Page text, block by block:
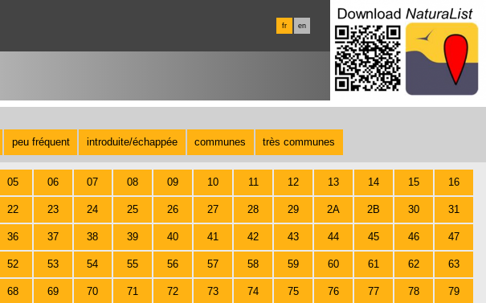
fr en
peu fréquent introduite/échappée communes très communes
05 06 07 08 09 10 11 12 13 14 15 16
22 23 24 25 26 27 28 29 2A 2B 30 31
36 37 38 39 40 41 42 43 44 45 46 47
52 53 54 55 56 57 58 59 60 61 62 63
68 69 70 71 72 73 74 75 76 77 78 79